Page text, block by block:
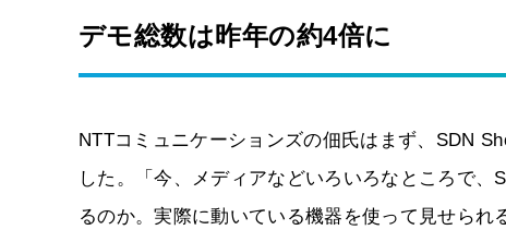
デモ総数は昨年の約4倍に
NTTコミュニケーションズの佃氏はまず、SDN
した。「今、メディアなどいろいろなところで
るのか。実際に動いている機器を使って見せら